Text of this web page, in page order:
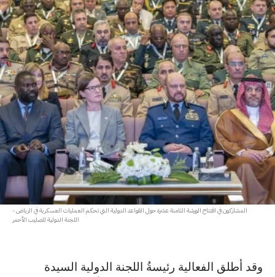
المشاركون في افتتاح الورشة الثامنة عشرة حول القواعد الدولية التي تحكم العمليات العسكرية في الرياض -
اللجنة الدولية للصليب الأحمر
وقد أطلق الفعالية رئيسةُ اللجنة الدولية السيدة